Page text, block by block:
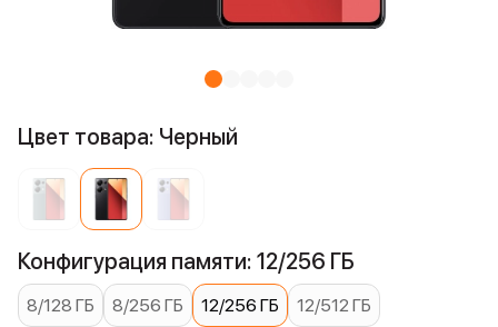
Цвет товара: Черный
Конфигурация памяти: 12/256 ГБ
8/128 ГБ 8/256 ГБ 12/256 ГБ 12/512 ГБ